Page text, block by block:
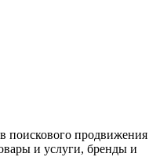
поискового продвижения
и услуги, бренды и